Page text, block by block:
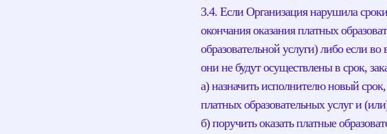
3.4. Если Организация нарушила
окончания оказания платных
образовательной услуги) либо если
они не будут осуществлены в срок,
а) назначить исполнителю новый
платных образовательных услуг и
б) поручить оказать платные